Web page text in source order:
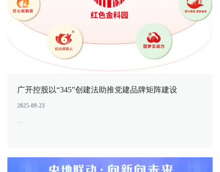
广开控股以“345”创建法助推党建品牌矩阵建设
2025-09-23